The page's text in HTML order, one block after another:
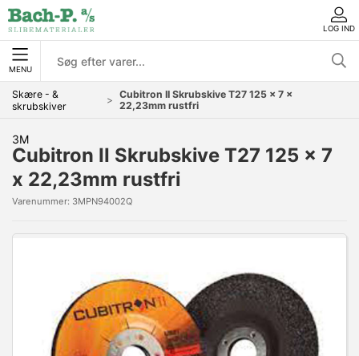
LOG IND
MENU
Skære - &
skrubskiver
Cubitron II Skrubskive T27 125 x 7 x
22,23mm rustfri
3M
Cubitron II Skrubskive T27 125 x 7
x 22,23mm rustfri
Varenummer: 3MPN94002Q